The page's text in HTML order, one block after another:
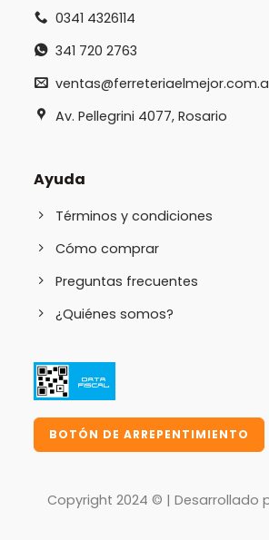
0341 4326114
341 720 2763
Av. Pellegrini 4077, Rosario
Ayuda
Términos y condiciones
Cómo comprar
Preguntas frecuentes
¿Quiénes somos?
BOTÓN DE ARREPENTIMIENTO
Copyright 2024 © | Desarrollado